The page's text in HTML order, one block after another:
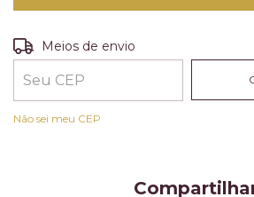
Entregas para o CEP:
Meios de envio
Não sei meu CEP